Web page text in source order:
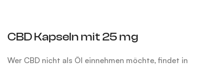
CBD Kapseln mit 25 mg
Wer CBD nicht als Öl einnehmen möchte, findet in